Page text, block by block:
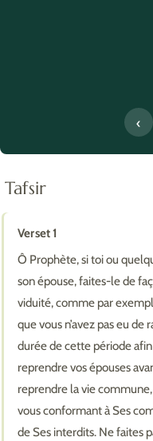
‹
Tafsir
Verset 1
Ô Prophète, si toi ou
son épouse, faites-le de
viduité, comme par
que vous n’avez pas eu
durée de cette période
reprendre vos épouses
reprendre la vie
vous conformant à Ses
de Ses interdits. Ne faites